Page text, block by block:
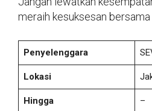
meraih kesuksesan bersama
Penyelenggara
Lokasi
Hingga –